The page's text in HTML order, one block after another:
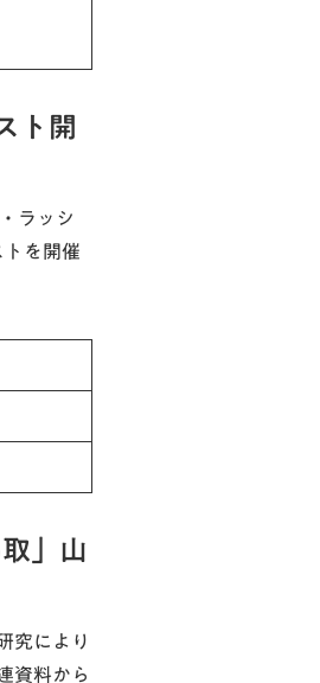
ト開
ラッシ
を開催
」山
究により
資料から